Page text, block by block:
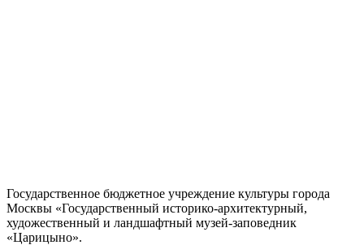
Государственное бюджетное учреждение культуры города
Москвы «Государственный историко-архитектурный,
художественный и ландшафтный музей-заповедник
«Царицыно».